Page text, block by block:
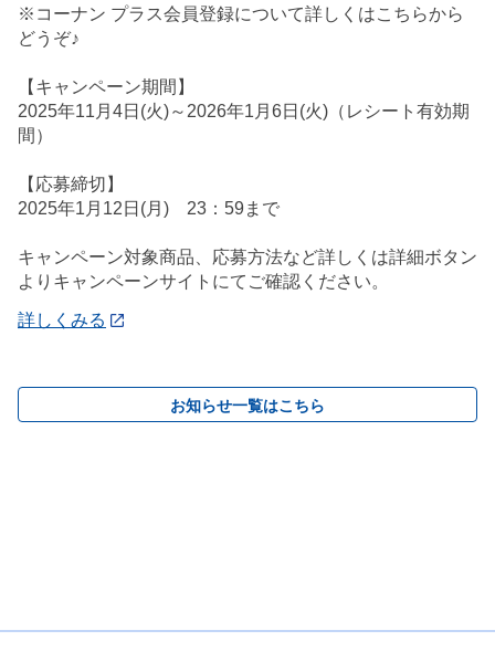
※コーナン プラス会員登録について詳しくはこちらから
どうぞ♪
【キャンペーン期間】
2025年11月4日(火)～2026年1月6日(火)（レシート有効期
間）
【応募締切】
2025年1月12日(月) 23：59まで
キャンペーン対象商品、応募方法など詳しくは詳細ボタン
よりキャンペーンサイトにてご確認ください。
詳しくみる
お知らせ一覧はこちら